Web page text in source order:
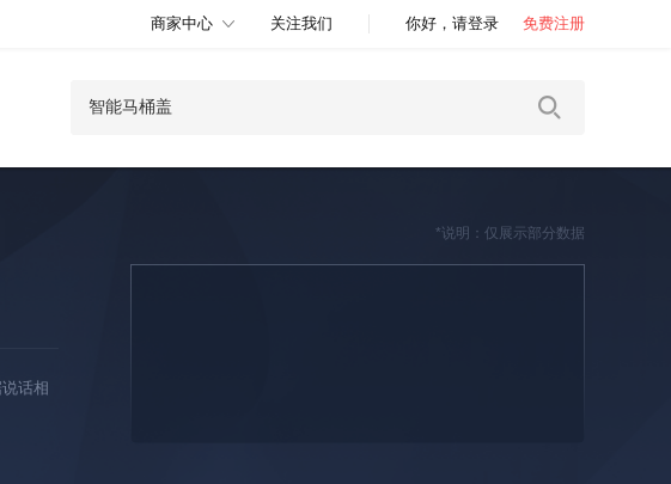
商家中心 关注我们 你好，请登录 免费注册
话相
*说明：仅展示部分数据